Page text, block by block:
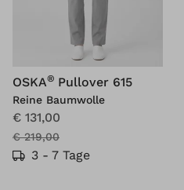
OSKA® Pullover 615
Reine Baumwolle
€ 131,00
€ 219,00
3 - 7 Tage